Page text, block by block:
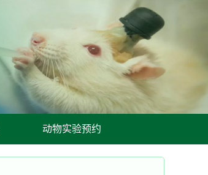
动物实验预约